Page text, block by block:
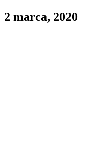
2 marca, 2020